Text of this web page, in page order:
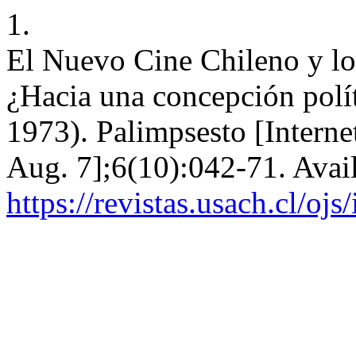
1.
El Nuevo Cine Chileno y
¿Hacia una concepción
1973). Palimpsesto
Aug. 7];6(10):042-71.
https://revistas.usach.cl/